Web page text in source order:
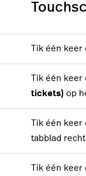
Tik één
Tik één
tickets) op
Tik één
tabblad
Tik één